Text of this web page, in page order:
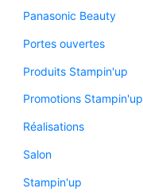
Panasonic Beauty
Portes ouvertes
Produits Stampin'up
Promotions Stampin'up
Réalisations
Salon
Stampin'up